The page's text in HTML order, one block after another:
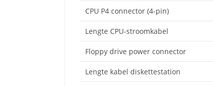
CPU P4 connector (4-pin)
Lengte CPU-stroomkabel
Floppy drive power connector
Lengte kabel diskettestation